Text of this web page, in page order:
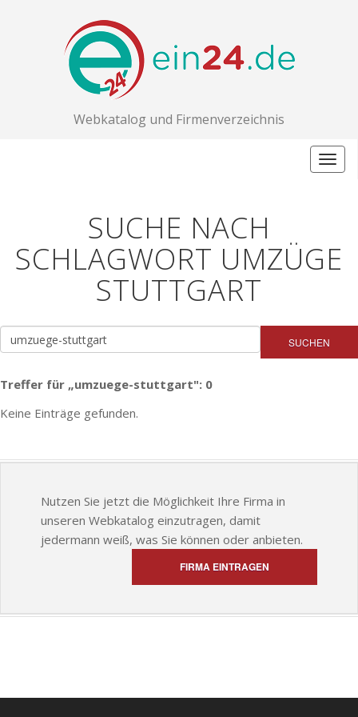
Webkatalog und Firmenverzeichnis
SUCHE NACH
SCHLAGWORT UMZÜGE
STUTTGART
SUCHEN
Treffer für „umzuege-stuttgart": 0
Keine Einträge gefunden.
Nutzen Sie jetzt die Möglichkeit Ihre Firma in
unseren Webkatalog einzutragen, damit
jedermann weiß, was Sie können oder anbieten.
FIRMA EINTRAGEN